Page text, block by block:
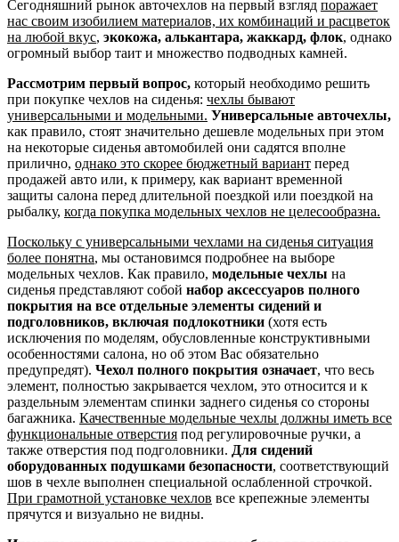
Сегодняшний рынок авточехлов на первый взгляд поражает
нас своим изобилием материалов, их комбинаций и расцветок
на любой вкус, экокожа, алькантара, жаккард, флок, однако
огромный выбор таит и множество подводных камней.
Рассмотрим первый вопрос, который необходимо решить
при покупке чехлов на сиденья: чехлы бывают
универсальными и модельными. Универсальные авточехлы,
как правило, стоят значительно дешевле модельных при этом
на некоторые сиденья автомобилей они садятся вполне
прилично, однако это скорее бюджетный вариант перед
продажей авто или, к примеру, как вариант временной
защиты салона перед длительной поездкой или поездкой на
рыбалку, когда покупка модельных чехлов не целесообразна.
Поскольку с универсальными чехлами на сиденья ситуация
более понятна, мы остановимся подробнее на выборе
модельных чехлов. Как правило, модельные чехлы на
сиденья представляют собой набор аксессуаров полного
покрытия на все отдельные элементы сидений и
подголовников, включая подлокотники (хотя есть
исключения по моделям, обусловленные конструктивными
особенностями салона, но об этом Вас обязательно
предупредят). Чехол полного покрытия означает, что весь
элемент, полностью закрывается чехлом, это относится и к
раздельным элементам спинки заднего сиденья со стороны
багажника. Качественные модельные чехлы должны иметь все
функциональные отверстия под регулировочные ручки, а
также отверстия под подголовники. Для сидений
оборудованных подушками безопасности, соответствующий
шов в чехле выполнен специальной ослабленной строчкой.
При грамотной установке чехлов все крепежные элементы
прячутся и визуально не видны.